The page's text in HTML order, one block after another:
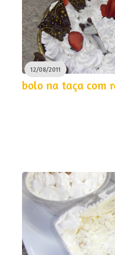
12/08/2011
bolo na taça com